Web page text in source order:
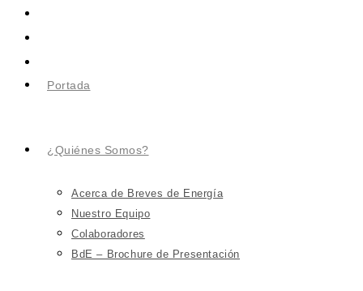
Portada
¿Quiénes Somos?
Acerca de Breves de Energía
Nuestro Equipo
Colaboradores
BdE – Brochure de Presentación